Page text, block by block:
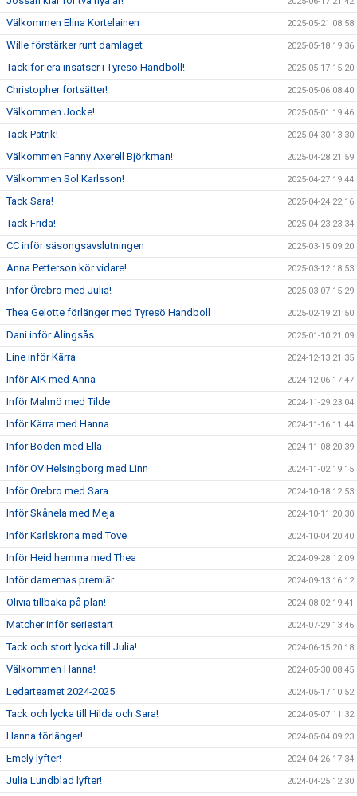
Välkommen Elina Kortelainen 2025-05-21 08:58
Wille förstärker runt damlaget 2025-05-18 19:36
Tack för era insatser i Tyresö Handboll! 2025-05-17 15:20
Christopher fortsätter! 2025-05-06 08:40
Välkommen Jocke! 2025-05-01 19:46
Tack Patrik! 2025-04-30 13:30
Välkommen Fanny Axerell Björkman! 2025-04-28 21:59
Välkommen Sol Karlsson! 2025-04-27 19:44
Tack Sara! 2025-04-24 22:16
Tack Frida! 2025-04-23 23:34
CC inför säsongsavslutningen 2025-03-15 09:20
Anna Petterson kör vidare! 2025-03-12 18:53
Inför Örebro med Julia! 2025-03-07 15:29
Thea Gelotte förlänger med Tyresö Handboll 2025-02-19 21:50
Dani inför Alingsås 2025-01-10 21:09
Line inför Kärra 2024-12-13 21:35
Inför AIK med Anna 2024-12-06 17:47
Inför Malmö med Tilde 2024-11-29 23:04
Inför Kärra med Hanna 2024-11-16 11:44
Inför Boden med Ella 2024-11-08 20:39
Inför OV Helsingborg med Linn 2024-11-02 19:15
Inför Örebro med Sara 2024-10-18 12:53
Inför Skånela med Meja 2024-10-11 20:30
Inför Karlskrona med Tove 2024-10-04 20:40
Inför Heid hemma med Thea 2024-09-28 12:09
Inför damernas premiär 2024-09-13 16:12
Olivia tillbaka på plan! 2024-08-02 19:41
Matcher inför seriestart 2024-07-29 13:46
Tack och stort lycka till Julia! 2024-06-15 20:18
Välkommen Hanna! 2024-05-30 08:45
Ledarteamet 2024-2025 2024-05-17 10:52
Tack och lycka till Hilda och Sara! 2024-05-07 11:32
Hanna förlänger! 2024-05-04 09:23
Emely lyfter! 2024-04-26 17:34
Julia Lundblad lyfter! 2024-04-25 12:30